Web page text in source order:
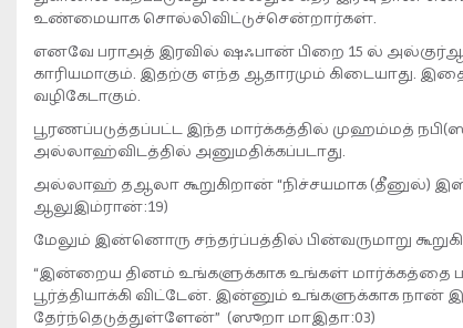
உண்மையாக சொல்லிவிட்டுச்சென்றார்கள்.
எனவே பராஅத் இரவில் ஷஃபான் பிறை 15 ல்
காரியமாகும். இதற்கு எந்த ஆதாரமும் கிடையாது.
வழிகேடாகும்.
பூரணப்படுத்தப்பட்ட இந்த மார்க்கத்தில் முஹம்மத்
அல்லாஹ்விடத்தில் அனுமதிக்கப்படாது.
அல்லாஹ் தஆலா கூறுகிறான் “நிச்சயமாக (தீனுல்)
ஆலுஇம்ரான்:19)
மேலும் இன்னொரு சந்தர்ப்பத்தில் பின்வருமாறு
“இன்றைய தினம் உங்களுக்காக உங்கள் மார்க்கத்தை
பூர்த்தியாக்கி விட்டேன். இன்னும் உங்களுக்காக
தேர்ந்தெடுத்துள்ளேன்” (ஸூறா மாஇதா:03)